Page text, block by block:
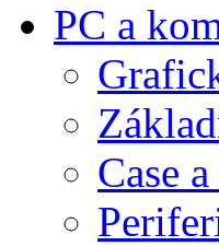
PC a
Case